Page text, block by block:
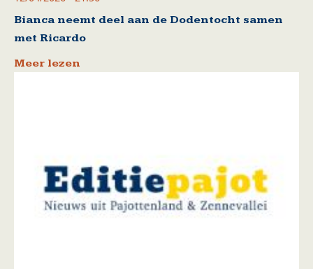
Bianca neemt deel aan de Dodentocht samen
met Ricardo
Meer lezen